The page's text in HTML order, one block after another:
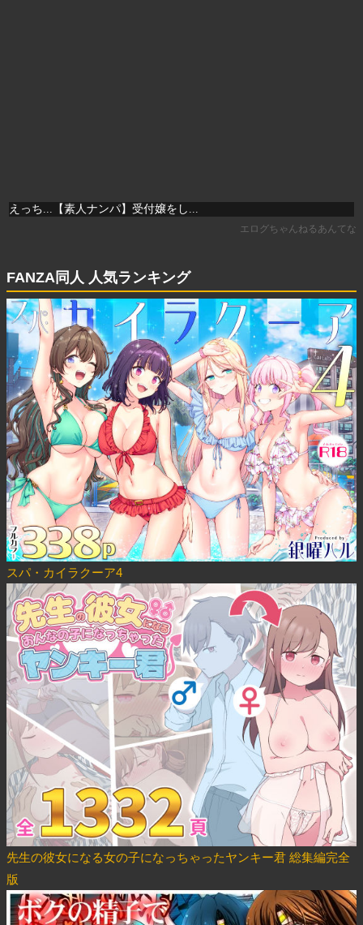
FANZA同人 人気ランキング
スパ・カイラクーア4
先生の彼女になる女の子になっちゃったヤンキー君 総集編完全
版